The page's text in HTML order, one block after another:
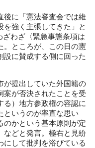
に「憲法審査会では維
を強く主張してきた」と
わざ〈緊急事態条項は
。ところが、この日の憲
設に賛成する側に回った
提出していた外国籍の
案が否決されたことを受
る）地方参政権の容認に
というのが率直な思い
のかという基本原則が定
などと発言。極右と見紛
にして批判を浴びている